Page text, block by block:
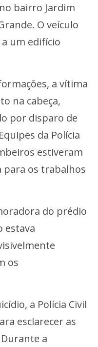
bairro Jardim
O veículo
um edifício
a vítima
na cabeça,
por disparo de
da Polícia
estiveram
para os trabalhos
do prédio
estava
os
a Polícia Civil
esclarecer as
a